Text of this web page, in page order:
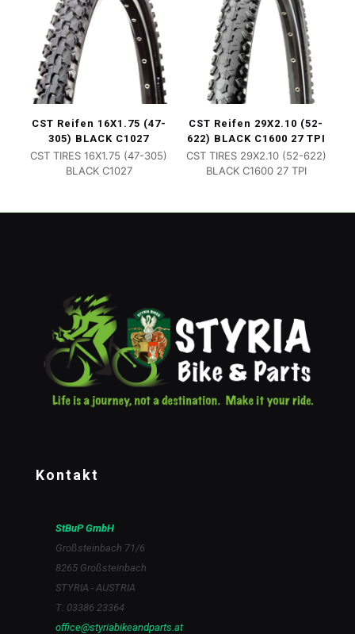
CST Reifen 16X1.75 (47-
305) BLACK C1027
CST TIRES 16X1.75 (47-305)
BLACK C1027
CST Reifen 29X2.10 (52-
622) BLACK C1600 27 TPI
CST TIRES 29X2.10 (52-622)
BLACK C1600 27 TPI
Kontakt
StBuP GmbH
Großsteinbach 71/6
8265 Großsteinbach
STYRIA - AUSTRIA
T: 03386 23364
office@styriabikeandparts.at